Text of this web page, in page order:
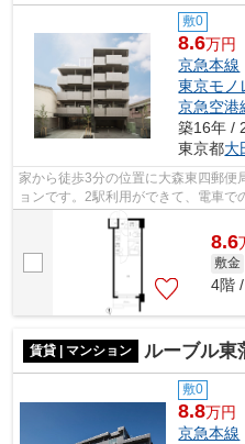
敷0
8.6万円
京急本線
東京モノ
京急空港
築16年 /
東京都大
家から徒歩3分の位置に大森東四郵便
ョンです。2駅利用ができて、電車
敷地内ごみ置き場・エレベータなどが
8.6
敷金
4階
賃貸 | マンション ルーブル東
敷0
8.8万円
京急本線